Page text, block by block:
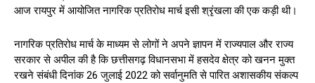
आज रायपुर में आयोजित नागरिक प्रतिरोध मार्च इसी श्रृंखला की एक कड़ी थी।
नागरिक प्रतिरोध मार्च के माध्यम से लोगों ने अपने ज्ञापन में राज्यपाल और राज्य
सरकार से अपील की है कि छत्तीसगढ़ विधानसभा में हसदेव क्षेत्र को खनन मुक्त
रखने संबंधी दिनांक 26 जुलाई 2022 को सर्वानुमति से पारित अशासकीय संकल्प